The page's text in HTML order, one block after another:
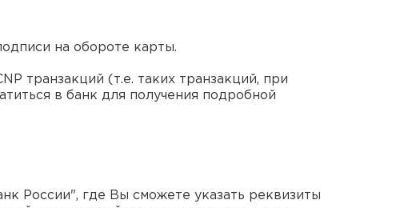
на обороте карты.
транзакций (т.е. таких транзакций, при
в банк для получения подробной
России", где Вы сможете указать реквизиты